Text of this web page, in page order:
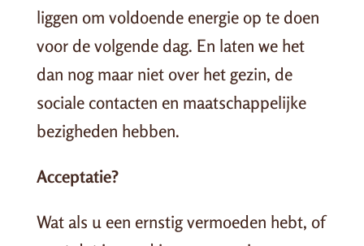
liggen om voldoende energie op te doen
voor de volgende dag. En laten we het
dan nog maar niet over het gezin, de
sociale contacten en maatschappelijke
bezigheden hebben.
Acceptatie?
Wat als u een ernstig vermoeden hebt, of